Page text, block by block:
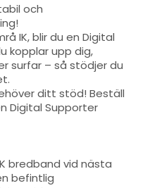
och
IK, blir du en Digital
kopplar upp dig,
surfar – så stödjer du
ditt stöd! Beställ
Digital Supporter
bredband vid nästa
befintlig